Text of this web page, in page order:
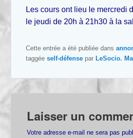
Les cours ont lieu le mercredi
le jeudi de 20h à 21h30 à la
Cette entrée a été publiée dans
taggéeself-défense parLeSocio.
Laisser un
Votre adresse e-mail ne sera pas